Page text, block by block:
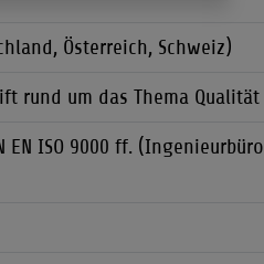
Österreich, Schweiz)
rund um das Thema Qualität
ISO 9000 ff. (Ingenieurbüro